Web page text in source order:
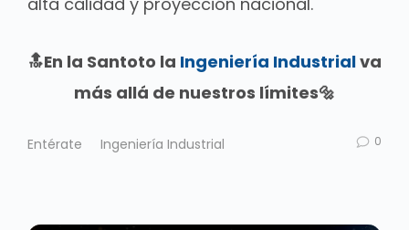
🔝En la Santoto la Ingeniería Industrialva
más allá de nuestros límites🔩
Entérate Ingeniería Industrial 0